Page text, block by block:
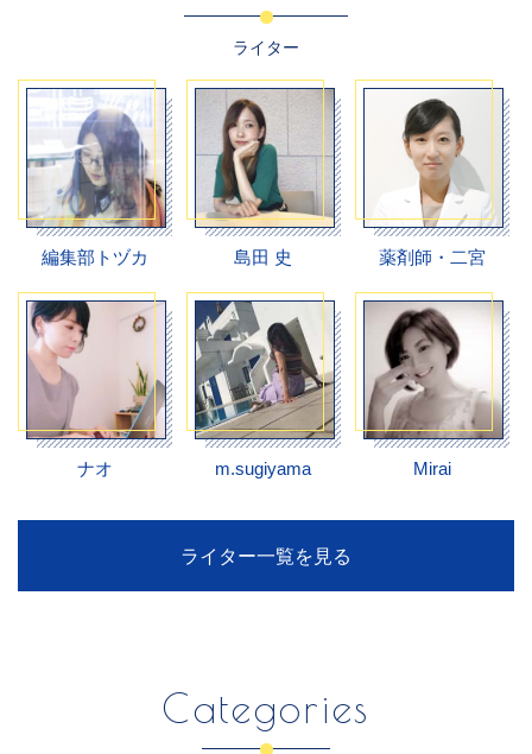
ライター
編集部トヅカ 島田 史 薬剤師・二宮
ナオ m.sugiyama Mirai
ライター一覧を見る
Categories